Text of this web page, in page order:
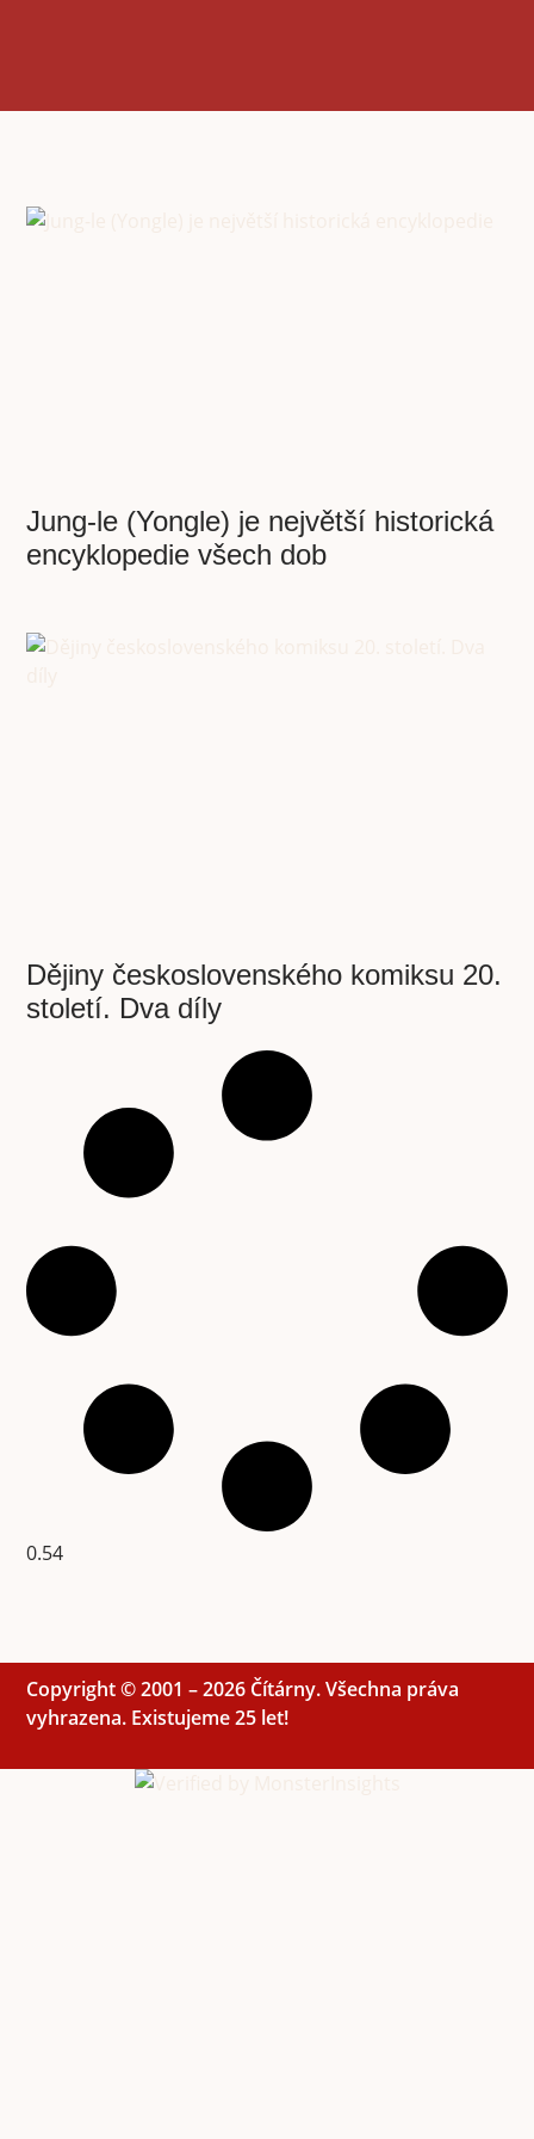
Jung-le (Yongle) je největší historická
encyklopedie všech dob
Dějiny československého komiksu 20.
století. Dva díly
Copyright © 2001 – 2026 Čítárny. Všechna práva
vyhrazena. Existujeme 25 let!